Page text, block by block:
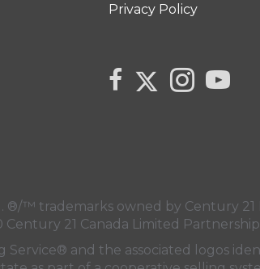
Privacy Policy
link to Century 21
Link to Century 21
Link tolink to
™ trademarks owned by Century
21 Canada Limited Partnership
and the associated logos